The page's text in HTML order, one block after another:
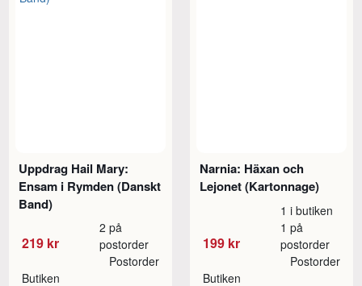
Uppdrag Hail Mary:
Ensam i Rymden (Danskt
Band)
219 kr
2 på
postorder
Butiken
Postorder
Narnia: Häxan och
Lejonet (Kartonnage)
199 kr
1 i butiken
1 på
postorder
Butiken
Postorder